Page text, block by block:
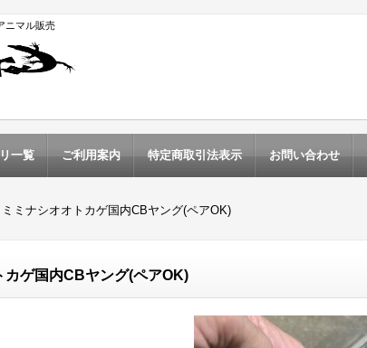
ニマル販売
一覧 ご利用案内 特定商取引法表示 お問い合わせ
ミミナシオオトカゲ国内CBヤング(ペアOK)
カゲ国内CBヤング(ペアOK)